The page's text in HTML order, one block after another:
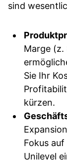
sind
Marge (z.
Sie Ihr
kürzen.
Fokus
Unilevel